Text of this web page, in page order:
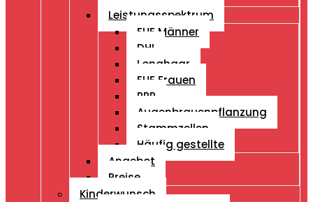
Leistungsspektrum
FUE Männer
DHI
Longhaar
FUE Frauen
PRP
Augenbrauenpflanzung
Stammzellen
Häufig gestellte
Angebot
Preise
Kinderwunsch